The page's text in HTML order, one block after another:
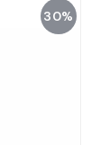
30%